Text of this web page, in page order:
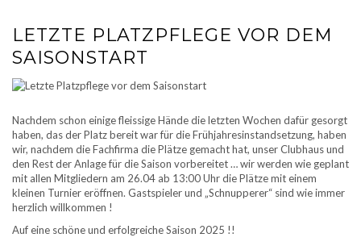
LETZTE PLATZPFLEGE VOR DEM
SAISONSTART
Nachdem schon einige fleissige Hände die letzten Wochen dafür gesorgt
haben, das der Platz bereit war für die Frühjahresinstandsetzung, haben
wir, nachdem die Fachfirma die Plätze gemacht hat, unser Clubhaus und
den Rest der Anlage für die Saison vorbereitet … wir werden wie geplant
mit allen Mitgliedern am 26.04 ab 13:00 Uhr die Plätze mit einem
kleinen Turnier eröffnen. Gastspieler und „Schnupperer“ sind wie immer
herzlich willkommen !
Auf eine schöne und erfolgreiche Saison 2025 !!